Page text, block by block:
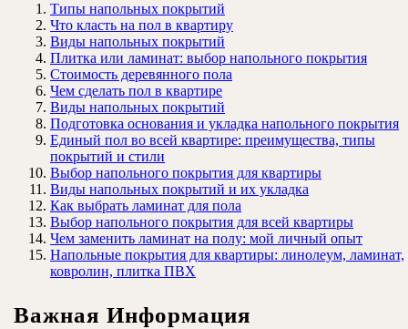
Типы напольных покрытий
Что класть на пол в квартиру
Виды напольных покрытий
Плитка или ламинат: выбор напольного покрытия
Стоимость деревянного пола
Чем сделать пол в квартире
Виды напольных покрытий
Подготовка основания и укладка напольного покрытия
Единый пол во всей квартире: преимущества, типы
покрытий и стили
Выбор напольного покрытия для квартиры
Виды напольных покрытий и их укладка
Как выбрать ламинат для пола
Выбор напольного покрытия для всей квартиры
Чем заменить ламинат на полу: мой личный опыт
Напольные покрытия для квартиры: линолеум, ламинат,
ковролин, плитка ПВХ
Важная Информация